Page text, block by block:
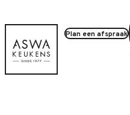
Plan een afspraak